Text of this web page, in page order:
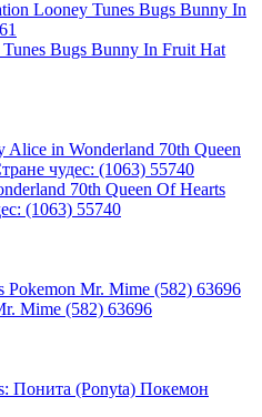
Bugs Bunny In Fruit Hat
70th Queen Of Hearts
(1063) 55740
Mime (582) 63696